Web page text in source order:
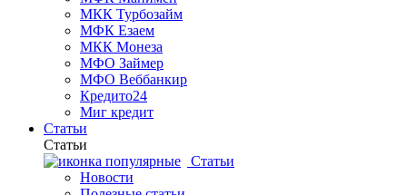
МКК Турбозайм
МФК Езаем
МКК Монеза
МФО Займер
МФО Веббанкир
Кредито24
Миг кредит
Статьи
Статьи
Статьи
Новости